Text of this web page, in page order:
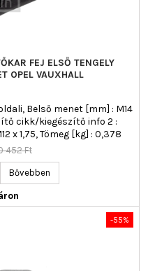
FEJ ELSŐ TENGELY
OPEL VAUXHALL
Belső menet [mm] : M14
cikk/kiegészítő info 2 :
x 1,75, Tömeg [kg] : 0,378
452 Ft
Bővebben
-55%